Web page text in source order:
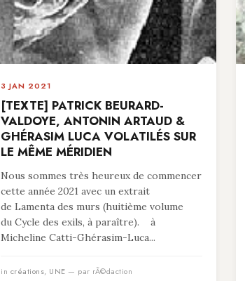
3 JAN 2021
[TEXTE] PATRICK BEURARD-
VALDOYE, ANTONIN ARTAUD &
GHÉRASIM LUCA VOLATILÉS SUR
LE MÊME MÉRIDIEN
Nous sommes très heureux de commencer
cette année 2021 avec un extrait
de Lamenta des murs (huitième volume
du Cycle des exils, à paraître). à
Micheline Catti-Ghérasim-Luca...
in créations, UNE — par rÃ©daction